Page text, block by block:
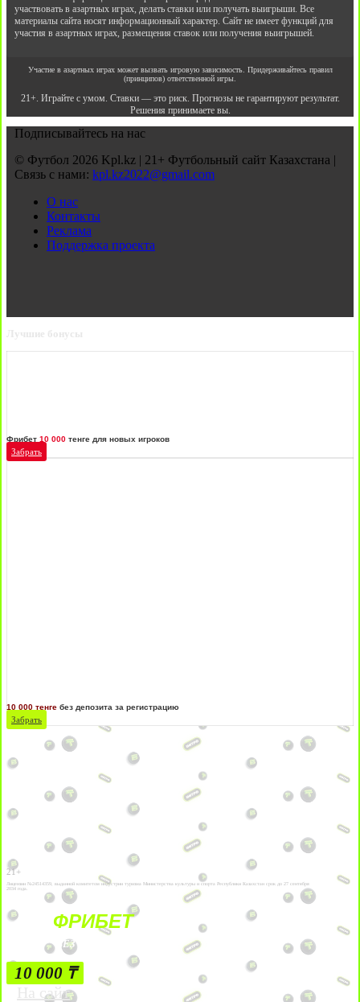
участвовать в азартных играх, делать ставки или получать выигрыши. Все
материалы сайта носят информационный характер. Сайт не имеет функций для
участия в азартных играх, размещения ставок или получения выигрышей.
Участие в азартных играх может вызвать игровую зависимость. Придерживайтесь правил
(принципов) ответственной игры.
21+. Играйте с умом. Ставки — это риск. Прогнозы не гарантируют результат.
Решения принимаете вы.
Подписывайтесь на нас
© Футбол 2026 Kpl.kz | 21+ Футбольный сайт Казахстана |
Связь с нами: kpl.kz2022@gmail.com
О нас
Контакты
Реклама
Поддержка проекта
Лучшие бонусы
Фрибет 10 000 тенге для новых игроков
Забрать
10 000 тенге без депозита за регистрацию
Забрать
21+
Лицензии №24514359, выданной комитетом индустрии туризма Министерства культуры и спорта Республики Казахстан срок до 27 сентября
2034 года.
ФРИБЕТ
БЕЗ УСЛОВИЙ
10 000 ₸
На сайт